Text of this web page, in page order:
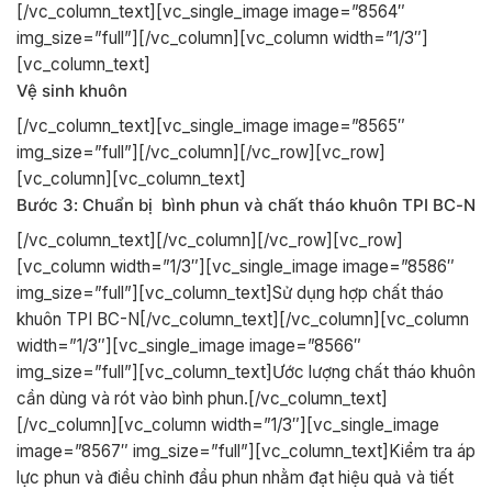
[/vc_column_text][vc_single_image image=”8564″
img_size=”full”][/vc_column][vc_column width=”1/3″]
[vc_column_text]
Vệ sinh khuôn
[/vc_column_text][vc_single_image image=”8565″
img_size=”full”][/vc_column][/vc_row][vc_row]
[vc_column][vc_column_text]
Bước 3: Chuẩn bị bình phun và chất tháo khuôn TPI BC-N
[/vc_column_text][/vc_column][/vc_row][vc_row]
[vc_column width=”1/3″][vc_single_image image=”8586″
img_size=”full”][vc_column_text]Sử dụng hợp chất tháo
khuôn TPI BC-N[/vc_column_text][/vc_column][vc_column
width=”1/3″][vc_single_image image=”8566″
img_size=”full”][vc_column_text]Ước lượng chất tháo khuôn
cần dùng và rót vào bình phun.[/vc_column_text]
[/vc_column][vc_column width=”1/3″][vc_single_image
image=”8567″ img_size=”full”][vc_column_text]Kiểm tra áp
lực phun và điều chỉnh đầu phun nhằm đạt hiệu quả và tiết